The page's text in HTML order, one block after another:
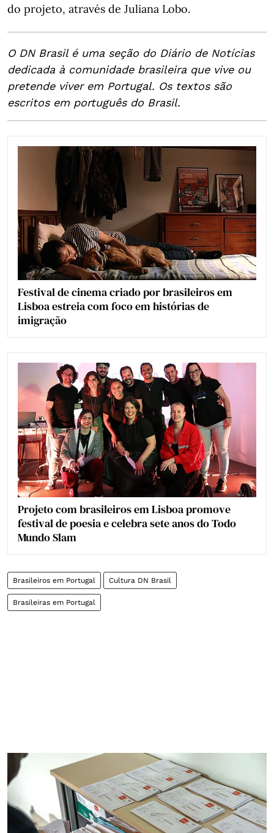
do projeto, através de Juliana Lobo.
O DN Brasil é uma seção do Diário de Notícias
dedicada à comunidade brasileira que vive ou
pretende viver em Portugal. Os textos são
escritos em português do Brasil.
Festival de cinema criado por brasileiros em
Lisboa estreia com foco em histórias de
imigração
Projeto com brasileiros em Lisboa promove
festival de poesia e celebra sete anos do Todo
Mundo Slam
Brasileiros em Portugal Cultura DN Brasil
Brasileiras em Portugal